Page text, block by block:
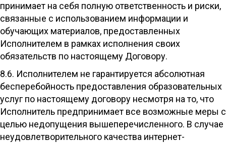
принимает на себя полную ответственность и риски,
связанные с использованием информации и
обучающих материалов, предоставленных
Исполнителем в рамках исполнения своих
обязательств по настоящему Договору.
8.6. Исполнителем не гарантируется абсолютная
бесперебойность предоставления образовательных
услуг по настоящему договору несмотря на то, что
Исполнитель предпринимает все возможные меры с
целью недопущения вышеперечисленного. В случае
неудовлетворительного качества интернет-